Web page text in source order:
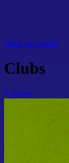
Saltar ao contido
Clubs
Volver